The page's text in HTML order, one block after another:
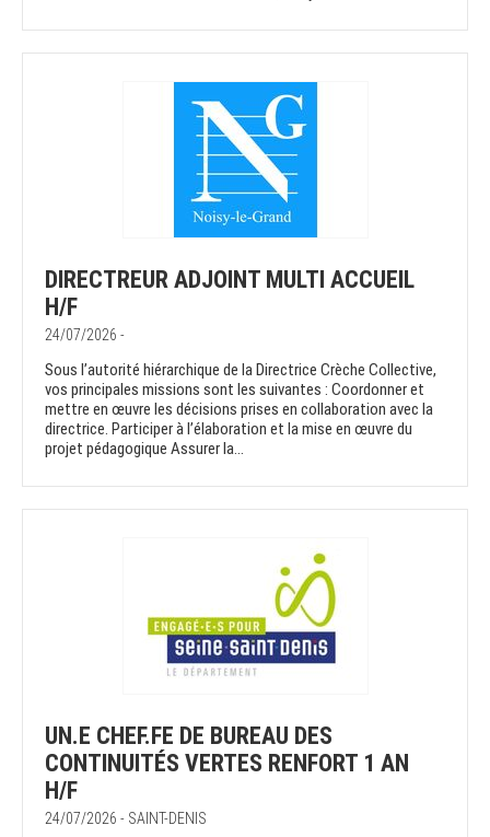
DIRECTREUR ADJOINT MULTI ACCUEIL
H/F
24/07/2026 -
Sous l’autorité hiérarchique de la Directrice Crèche Collective,
vos principales missions sont les suivantes : Coordonner et
mettre en œuvre les décisions prises en collaboration avec la
directrice. Participer à l’élaboration et la mise en œuvre du
projet pédagogique Assurer la...
UN.E CHEF.FE DE BUREAU DES
CONTINUITÉS VERTES RENFORT 1 AN
H/F
24/07/2026 - SAINT-DENIS